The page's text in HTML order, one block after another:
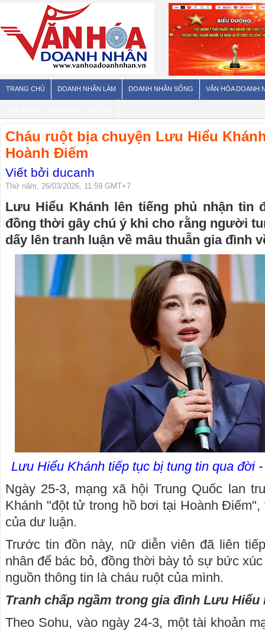
TRANG CHỦ DOANH NHÂN LÀM DOANH NHÂN SỐNG VĂN HÓA DOANH
Cháu ruột bịa chuyện Lưu Hiểu
Hoành Điếm
Viết bởi ducanh
Thứ năm, 26/03/2026, 11:59 GMT+7
Lưu Hiểu Khánh lên tiếng phủ nhận tin
đồng thời gây chú ý khi cho rằng người
dấy lên tranh luận về mâu thuẫn gia đình
Lưu Hiểu Khánh tiếp tục bị tung tin qua đời
Ngày 25-3, mạng xã hội Trung Quốc lan
Khánh "đột tử trong hồ bơi tại Hoành
của dư luận.
Trước tin đồn này, nữ diễn viên đã liên
nhân để bác bỏ, đồng thời bày tỏ sự bức
nguồn thông tin là cháu ruột của mình.
Tranh chấp ngầm trong gia đình Lưu Hiểu
Theo Sohu, vào ngày 24-3, một tài khoản